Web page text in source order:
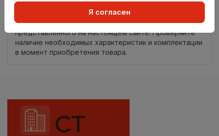
Внимание! Внешний вид товара может отличаться от
представленного на настоящем сайте. Проверяйте
наличие необходимых характеристик и комплектации
в момент приобретения товара.
Я согласен